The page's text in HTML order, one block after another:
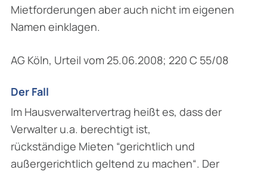
Mietforderungen aber auch nicht im eigenen
Namen einklagen.
AG Köln, Urteil vom 25.06.2008; 220 C 55/08
Der Fall
Im Hausverwaltervertrag heißt es, dass der
Verwalter u.a. berechtigt ist,
rückständige Mieten “gerichtlich und
außergerichtlich geltend zu machen“. Der